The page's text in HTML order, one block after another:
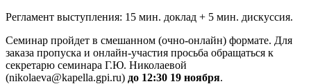
Регламент выступления: 15 мин. доклад + 5 мин. дискуссия.
Семинар пройдет в смешанном (очно-онлайн) формате. Для
заказа пропуска и онлайн-участия просьба обращаться к
секретарю семинара Г.Ю. Николаевой
(nikolaeva@kapella.gpi.ru) до 12:30 19 ноября.